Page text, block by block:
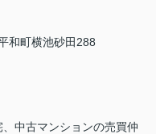
町横池砂田288
中古マンションの売買仲